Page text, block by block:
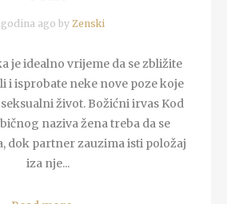
ago by Zenski
je idealno vrijeme da se zbližite
i isprobate neke nove poze koje
život. Božićni irvas Kod
naziva žena treba da se
dok partner zauzima isti položaj
iza nje...